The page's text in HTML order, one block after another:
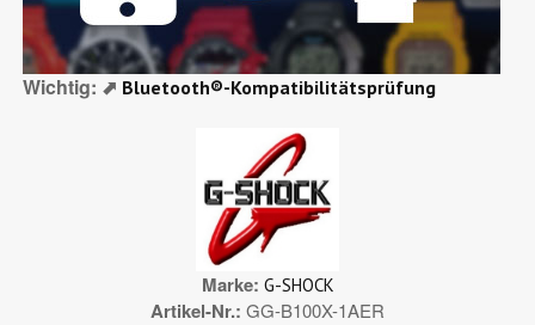
Wichtig: ⬈ Bluetooth®-Kompatibilitätsprüfung
Marke G-SHOCK
Artikel-Nr. GG-B100X-1AER